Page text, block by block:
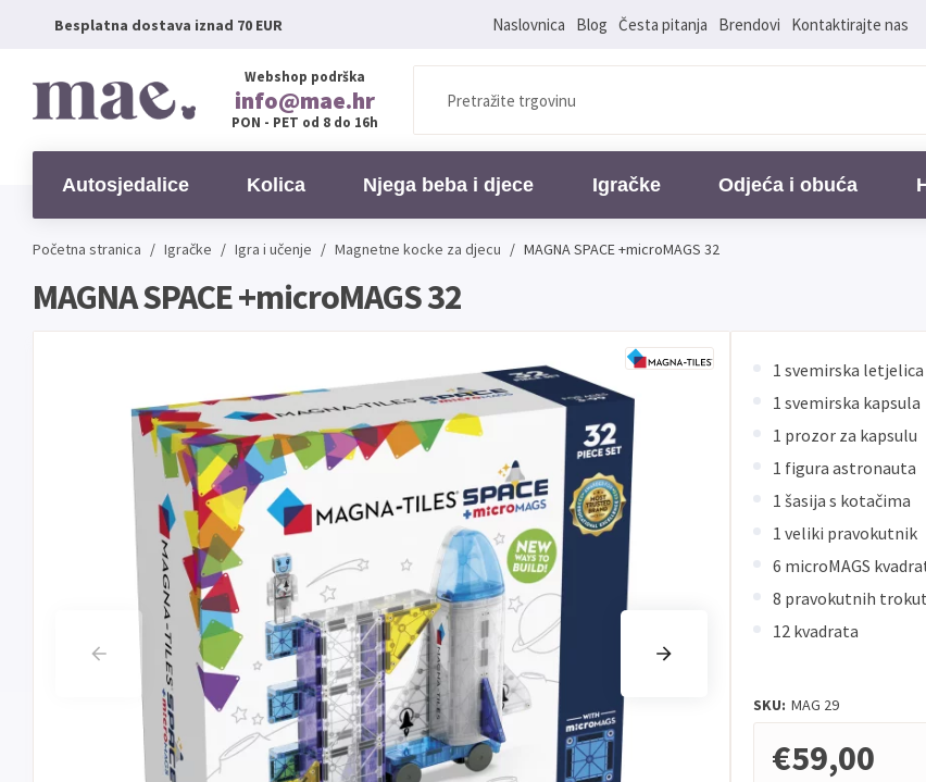
Besplatna dostava iznad 70 EUR Naslovnica Blog Česta pitanja Brendovi Kontaktirajte nas
Webshop podrška
info@mae.hr
PON - PET od 8 do 16h
Autosjedalice Kolica Njega beba i djece Igračke Odjeća i obuća
Početna stranica / Igračke / Igra i učenje / Magnetne kocke za djecu / MAGNA SPACE +microMAGS 32
MAGNA SPACE +microMAGS 32
1 svemirska letjelica
1 svemirska kapsula
1 prozor za kapsulu
1 figura astronauta
1 šasija s kotačima
1 veliki pravokutnik
6 microMAGS
8 pravokutnih
12 kvadrata
SKU: MAG 29
€59,00